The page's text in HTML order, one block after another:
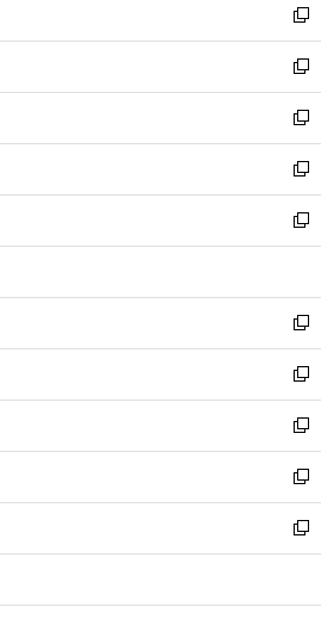
く
で
開
く
ド
ウ
で
開
く
ィ
ン
ド
ウ
で
開
く
い
ウ
ィ
ン
ド
ウ
で
開
く
新
し
い
ウ
ィ
ン
ド
ウ
で
開
新
し
い
ウ
ィ
ン
ド
ウ
開
く
新
し
い
ウ
ィ
ン
ウ
で
開
く
新
し
い
ウ
ン
ド
ウ
で
開
く
新
し
ウ
ィ
ン
ド
ウ
で
開
く
新
し
い
ウ
ィ
ン
ド
ウ
で
開
新
し
い
ウ
ィ
ン
ド
ウ
開
新
し
い
ウ
ィ
ン
ウ
新
し
い
ウ
ン
新
し
ウ